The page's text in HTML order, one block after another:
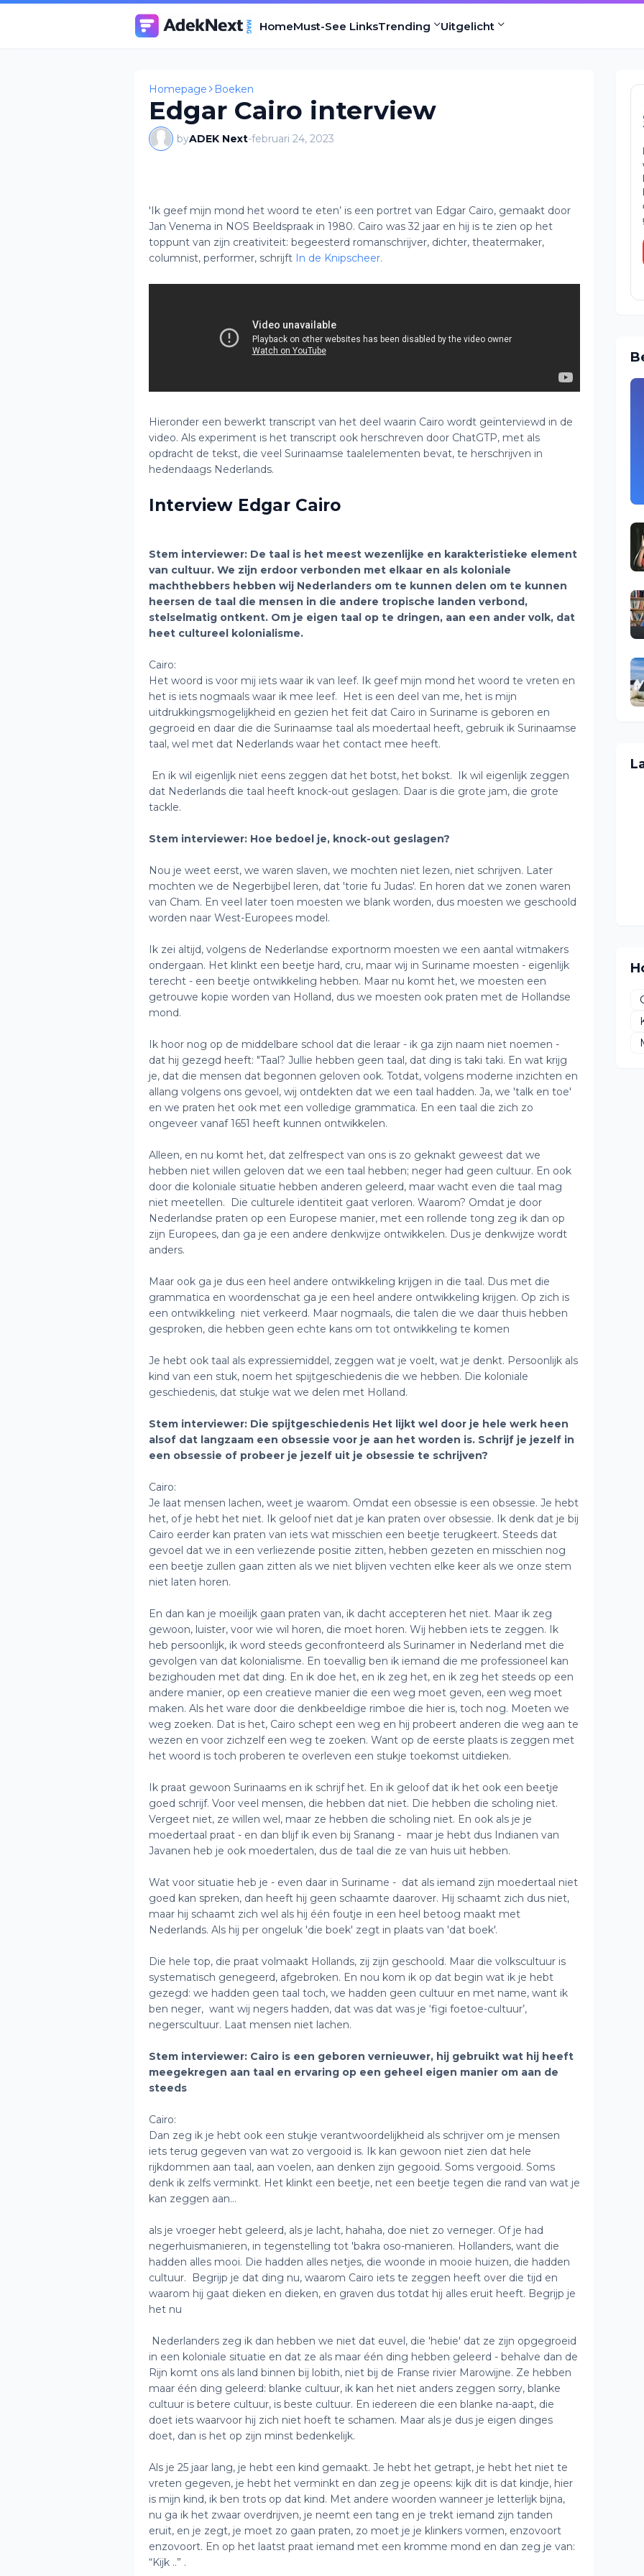
HomeMust-See LinksTrending Uitgelicht
Homepage Boeken
Edgar Cairo interview
byADEK Next-februari 24, 2023
'Ik geef mijn mond het woord te eten’ is een portret van Edgar Cairo, gemaakt door
Jan Venema in NOS Beeldspraak in 1980. Cairo was 32 jaar en hij is te zien op het
toppunt van zijn creativiteit: begeesterd romanschrijver, dichter, theatermaker,
columnist, performer, schrijft In de Knipscheer.
Hieronder een bewerkt transcript van het deel waarin Cairo wordt geïnterviewd in de
video. Als experiment is het transcript ook herschreven door ChatGTP, met als
opdracht de tekst, die veel Surinaamse taalelementen bevat, te herschrijven in
hedendaags Nederlands.
Interview Edgar Cairo
Stem interviewer: De taal is het meest wezenlijke en karakteristieke element
van cultuur. We zijn erdoor verbonden met elkaar en als koloniale
machthebbers hebben wij Nederlanders om te kunnen delen om te kunnen
heersen de taal die mensen in die andere tropische landen verbond,
stelselmatig ontkent. Om je eigen taal op te dringen, aan een ander volk, dat
heet cultureel kolonialisme.
Cairo:
Het woord is voor mij iets waar ik van leef. Ik geef mijn mond het woord te vreten en
het is iets nogmaals waar ik mee leef. Het is een deel van me, het is mijn
uitdrukkingsmogelijkheid en gezien het feit dat Cairo in Suriname is geboren en
gegroeid en daar die die Surinaamse taal als moedertaal heeft, gebruik ik Surinaamse
taal, wel met dat Nederlands waar het contact mee heeft.
En ik wil eigenlijk niet eens zeggen dat het botst, het bokst. Ik wil eigenlijk zeggen
dat Nederlands die taal heeft knock-out geslagen. Daar is die grote jam, die grote
tackle.
Stem interviewer: Hoe bedoel je, knock-out geslagen?
Nou je weet eerst, we waren slaven, we mochten niet lezen, niet schrijven. Later
mochten we de Negerbijbel leren, dat 'torie fu Judas'. En horen dat we zonen waren
van Cham. En veel later toen moesten we blank worden, dus moesten we geschoold
worden naar West-Europees model.
Ik zei altijd, volgens de Nederlandse exportnorm moesten we een aantal witmakers
ondergaan. Het klinkt een beetje hard, cru, maar wij in Suriname moesten - eigenlijk
terecht - een beetje ontwikkeling hebben. Maar nu komt het, we moesten een
getrouwe kopie worden van Holland, dus we moesten ook praten met de Hollandse
mond.
Ik hoor nog op de middelbare school dat die leraar - ik ga zijn naam niet noemen -
dat hij gezegd heeft: "Taal? Jullie hebben geen taal, dat ding is taki taki. En wat krijg
je, dat die mensen dat begonnen geloven ook. Totdat, volgens moderne inzichten en
allang volgens ons gevoel, wij ontdekten dat we een taal hadden. Ja, we 'talk en toe'
en we praten het ook met een volledige grammatica. En een taal die zich zo
ongeveer vanaf 1651 heeft kunnen ontwikkelen.
Alleen, en nu komt het, dat zelfrespect van ons is zo geknakt geweest dat we
hebben niet willen geloven dat we een taal hebben; neger had geen cultuur. En ook
door die koloniale situatie hebben anderen geleerd, maar wacht even die taal mag
niet meetellen. Die culturele identiteit gaat verloren. Waarom? Omdat je door
Nederlandse praten op een Europese manier, met een rollende tong zeg ik dan op
zijn Europees, dan ga je een andere denkwijze ontwikkelen. Dus je denkwijze wordt
anders.
Maar ook ga je dus een heel andere ontwikkeling krijgen in die taal. Dus met die
grammatica en woordenschat ga je een heel andere ontwikkeling krijgen. Op zich is
een ontwikkeling niet verkeerd. Maar nogmaals, die talen die we daar thuis hebben
gesproken, die hebben geen echte kans om tot ontwikkeling te komen
Je hebt ook taal als expressiemiddel, zeggen wat je voelt, wat je denkt. Persoonlijk als
kind van een stuk, noem het spijtgeschiedenis die we hebben. Die koloniale
geschiedenis, dat stukje wat we delen met Holland.
Stem interviewer: Die spijtgeschiedenis Het lijkt wel door je hele werk heen
alsof dat langzaam een obsessie voor je aan het worden is. Schrijf je jezelf in
een obsessie of probeer je jezelf uit je obsessie te schrijven?
Cairo:
Je laat mensen lachen, weet je waarom. Omdat een obsessie is een obsessie. Je hebt
het, of je hebt het niet. Ik geloof niet dat je kan praten over obsessie. Ik denk dat je bij
Cairo eerder kan praten van iets wat misschien een beetje terugkeert. Steeds dat
gevoel dat we in een verliezende positie zitten, hebben gezeten en misschien nog
een beetje zullen gaan zitten als we niet blijven vechten elke keer als we onze stem
niet laten horen.
En dan kan je moeilijk gaan praten van, ik dacht accepteren het niet. Maar ik zeg
gewoon, luister, voor wie wil horen, die moet horen. Wij hebben iets te zeggen. Ik
heb persoonlijk, ik word steeds geconfronteerd als Surinamer in Nederland met die
gevolgen van dat kolonialisme. En toevallig ben ik iemand die me professioneel kan
bezighouden met dat ding. En ik doe het, en ik zeg het, en ik zeg het steeds op een
andere manier, op een creatieve manier die een weg moet geven, een weg moet
maken. Als het ware door die denkbeeldige rimboe die hier is, toch nog. Moeten we
weg zoeken. Dat is het, Cairo schept een weg en hij probeert anderen die weg aan te
wezen en voor zichzelf een weg te zoeken. Want op de eerste plaats is zeggen met
het woord is toch proberen te overleven een stukje toekomst uitdieken.
Ik praat gewoon Surinaams en ik schrijf het. En ik geloof dat ik het ook een beetje
goed schrijf. Voor veel mensen, die hebben dat niet. Die hebben die scholing niet.
Vergeet niet, ze willen wel, maar ze hebben die scholing niet. En ook als je je
moedertaal praat - en dan blijf ik even bij Sranang - maar je hebt dus Indianen van
Javanen heb je ook moedertalen, dus de taal die ze van huis uit hebben.
Wat voor situatie heb je - even daar in Suriname - dat als iemand zijn moedertaal niet
goed kan spreken, dan heeft hij geen schaamte daarover. Hij schaamt zich dus niet,
maar hij schaamt zich wel als hij één foutje in een heel betoog maakt met
Nederlands. Als hij per ongeluk 'die boek' zegt in plaats van 'dat boek'.
Die hele top, die praat volmaakt Hollands, zij zijn geschoold. Maar die volkscultuur is
systematisch genegeerd, afgebroken. En nou kom ik op dat begin wat ik je hebt
gezegd: we hadden geen taal toch, we hadden geen cultuur en met name, want ik
ben neger, want wij negers hadden, dat was dat was je ‘figi foetoe-cultuur’,
negerscultuur. Laat mensen niet lachen.
Stem interviewer: Cairo is een geboren vernieuwer, hij gebruikt wat hij heeft
meegekregen aan taal en ervaring op een geheel eigen manier om aan de
steeds
Cairo:
Dan zeg ik je hebt ook een stukje verantwoordelijkheid als schrijver om je mensen
iets terug gegeven van wat zo vergooid is. Ik kan gewoon niet zien dat hele
rijkdommen aan taal, aan voelen, aan denken zijn gegooid. Soms vergooid. Soms
denk ik zelfs verminkt. Het klinkt een beetje, net een beetje tegen die rand van wat je
kan zeggen aan…
als je vroeger hebt geleerd, als je lacht, hahaha, doe niet zo verneger. Of je had
negerhuismanieren, in tegenstelling tot 'bakra oso-manieren. Hollanders, want die
hadden alles mooi. Die hadden alles netjes, die woonde in mooie huizen, die hadden
cultuur. Begrijp je dat ding nu, waarom Cairo iets te zeggen heeft over die tijd en
waarom hij gaat dieken en dieken, en graven dus totdat hij alles eruit heeft. Begrijp je
het nu
Nederlanders zeg ik dan hebben we niet dat euvel, die 'hebie' dat ze zijn opgegroeid
in een koloniale situatie en dat ze als maar één ding hebben geleerd - behalve dan de
Rijn komt ons als land binnen bij lobith, niet bij de Franse rivier Marowijne. Ze hebben
maar één ding geleerd: blanke cultuur, ik kan het niet anders zeggen sorry, blanke
cultuur is betere cultuur, is beste cultuur. En iedereen die een blanke na-aapt, die
doet iets waarvoor hij zich niet hoeft te schamen. Maar als je dus je eigen dinges
doet, dan is het op zijn minst bedenkelijk.
Als je 25 jaar lang, je hebt een kind gemaakt. Je hebt het getrapt, je hebt het niet te
vreten gegeven, je hebt het verminkt en dan zeg je opeens: kijk dit is dat kindje, hier
is mijn kind, ik ben trots op dat kind. Met andere woorden wanneer je letterlijk bijna,
nu ga ik het zwaar overdrijven, je neemt een tang en je trekt iemand zijn tanden
eruit, en je zegt, je moet zo gaan praten, zo moet je je klinkers vormen, enzovoort
enzovoort. En op het laatst praat iemand met een kromme mond en dan zeg je van:
“Kijk ..” .